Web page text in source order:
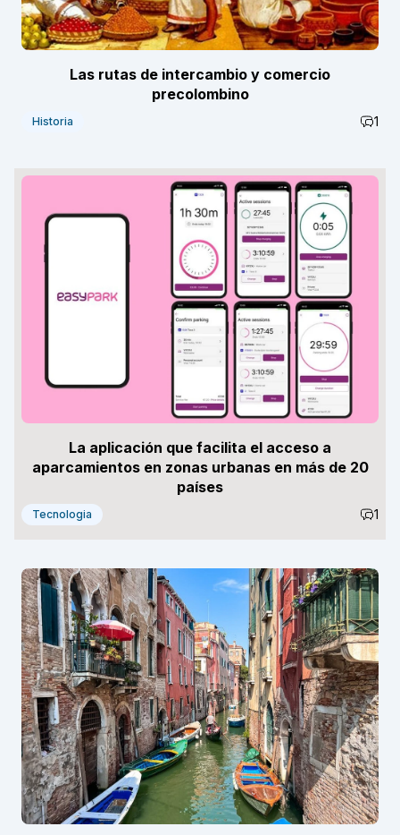
Las rutas de intercambio y comercio
precolombino
Historia 1
La aplicación que facilita el acceso a
aparcamientos en zonas urbanas en más de 20
países
Tecnologia 1